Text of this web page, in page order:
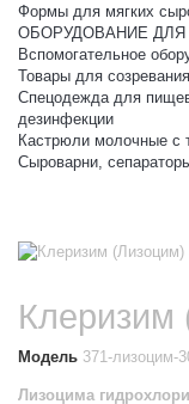
Формы для мягких
ОБОРУДОВАНИЕ
Вспомогательное
Товары для
Спецодежда для
дезинфекции
Кастрюли молочные с
Сыроварни,
Клеризим
Модель 371-лизоцим-
Лизоцима